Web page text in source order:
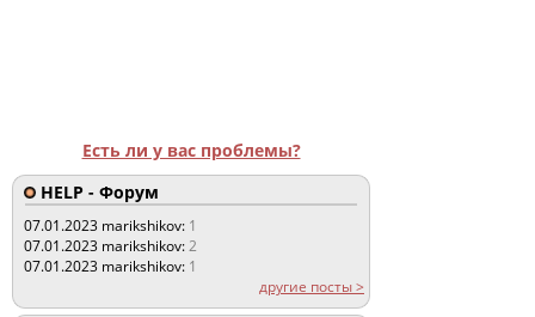
Есть ли у вас проблемы?
HELP - Форум
07.01.2023 marikshikov: 1
07.01.2023 marikshikov:2
07.01.2023 marikshikov: 1
другие посты >